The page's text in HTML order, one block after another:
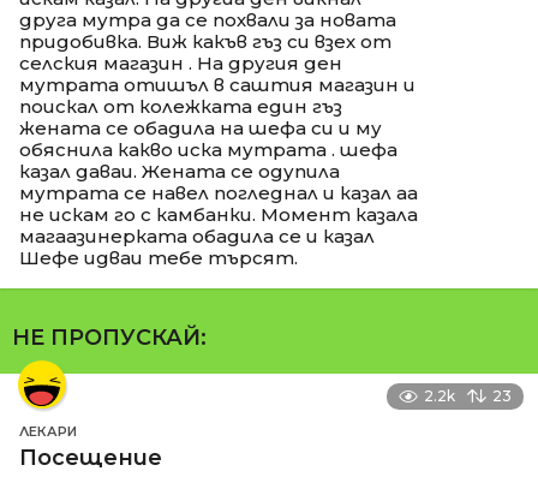
друга мутра да се похвали за новата
придобивка. Виж какъв гъз си взех от
селския магазин . На другия ден
мутрата отишъл в саштия магазин и
поискал от колежката един гъз
жената се обадила на шефа си и му
обяснила какво иска мутрата . шефа
казал даваи. Жената се одупила
мутрата се навел погледнал и казал аа
не искам го с камбанки. Момент казала
магаазинерката обадила се и казал
Шефе идваи тебе търсят.
НЕ ПРОПУСКАЙ:
2.2k 23
ЛЕКАРИ
Посещение